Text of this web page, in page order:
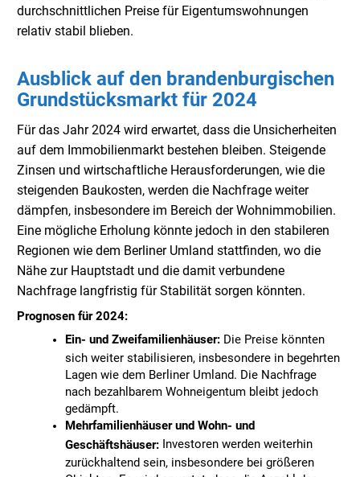
durchschnittlichen Preise für Eigentumswohnungen
relativ stabil blieben.
Ausblick auf den brandenburgischen
Grundstücksmarkt für 2024
Für das Jahr 2024 wird erwartet, dass die Unsicherheiten
auf dem Immobilienmarkt bestehen bleiben. Steigende
Zinsen und wirtschaftliche Herausforderungen, wie die
steigenden Baukosten, werden die Nachfrage weiter
dämpfen, insbesondere im Bereich der Wohnimmobilien.
Eine mögliche Erholung könnte jedoch in den stabileren
Regionen wie dem Berliner Umland stattfinden, wo die
Nähe zur Hauptstadt und die damit verbundene
Nachfrage langfristig für Stabilität sorgen könnten.
Prognosen für 2024:
Ein- und Zweifamilienhäuser: Die Preise könnten
sich weiter stabilisieren, insbesondere in begehrten
Lagen wie dem Berliner Umland. Die Nachfrage
nach bezahlbarem Wohneigentum bleibt jedoch
gedämpft.
Mehrfamilienhäuser und Wohn- und
Geschäftshäuser: Investoren werden weiterhin
zurückhaltend sein, insbesondere bei größeren